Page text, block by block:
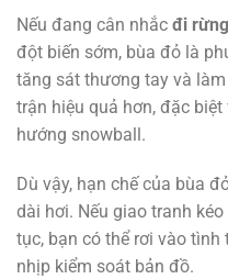
Nếu đang cân nhắc đi
đột biến sớm, bùa đỏ là
tăng sát thương tay và
trận hiệu quả hơn, đặc
hướng snowball.
Dù vậy, hạn chế của bùa
dài hơi. Nếu giao tranh
tục, bạn có thể rơi vào
nhịp kiểm soát bản đồ.